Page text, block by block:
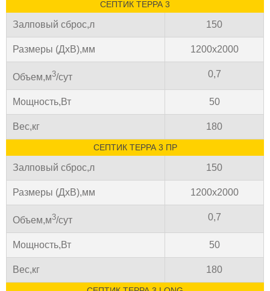
СЕПТИК ТЕРРА 3
Залповый сброс,л 150
Размеры (ДхВ),мм 1200х2000
Объем,м3/сут 0,7
Мощность,Вт 50
Вес,кг 180
СЕПТИК ТЕРРА 3 ПР
Залповый сброс,л 150
Размеры (ДхВ),мм 1200х2000
Объем,м3/сут 0,7
Мощность,Вт 50
Вес,кг 180